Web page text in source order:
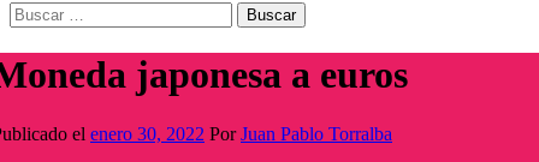
Buscar:
japonesa a euros
el enero 30, 2022 PorJuan Pablo Torralba